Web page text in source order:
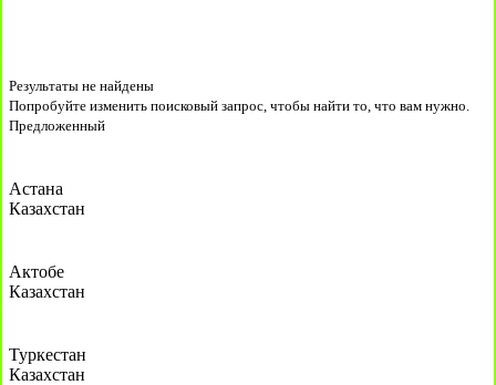
Результаты не найдены
Попробуйте изменить поисковый запрос, чтобы найти то, что вам нужно.
Предложенный
Астана
Казахстан
Актобе
Казахстан
Туркестан
Казахстан